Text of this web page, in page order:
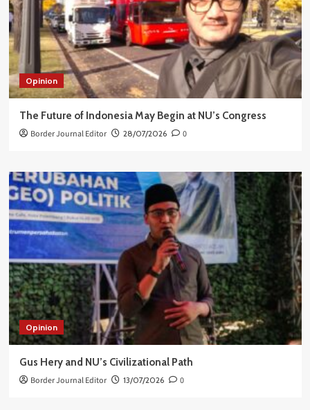
Opinion
The Future of Indonesia May Begin at NU’s Congress
Border Journal Editor 28/07/2026 0
Opinion
Gus Hery and NU’s Civilizational Path
Border Journal Editor 13/07/2026 0